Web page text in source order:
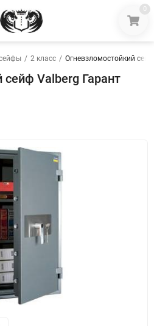
0
/ 2 класс / Огневзломостойкий
сейф Valberg Гарант